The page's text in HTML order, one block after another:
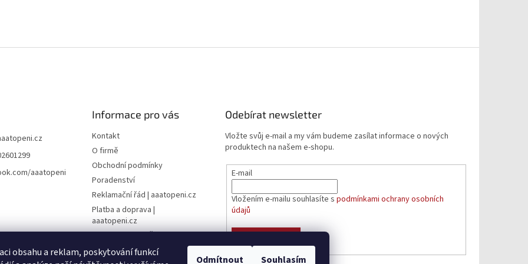
obsahu a reklam, poskytování funkcí
Odmítnout Souhlasím
aaatopeni
Informace pro vás
Kontakt
O firmě
Obchodní podmínky
Poradenství
Reklamační řád | aaatopeni.cz
Platba a doprava |
aaatopeni.cz
Ceník dopravy - Toptrans
Odebírat newsletter
Vložte svůj e-mail a my vám budeme zasílat informace o nových
produktech na našem e-shopu.
E-mail
Vložením e-mailu souhlasíte spodmínkami ochrany osobních
údajů